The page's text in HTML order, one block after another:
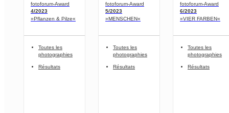
fotoforum-Award
4/2023
»Pflanzen & Pilze«
Toutes les
photographies
Résultats
fotoforum-Award
5/2023
»MENSCHEN«
Toutes les
photographies
Résultats
fotoforum-Award
6/2023
»VIER FARBEN«
Toutes les
photographies
Résultats